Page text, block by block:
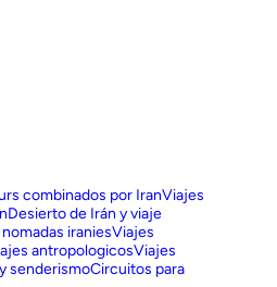
combinados por IranViajes
Desierto de Irán y viaje
iraniesViajes
antropologicosViajes
senderismoCircuitos para